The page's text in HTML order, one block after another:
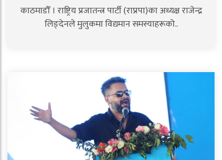
काठमाडौँ । राष्ट्रिय प्रजातन्त्र पार्टी (राप्रपा)का अध्यक्ष राजेन्द्र
लिङ्देनले मुलुकमा विद्यमान समस्याहरूको..